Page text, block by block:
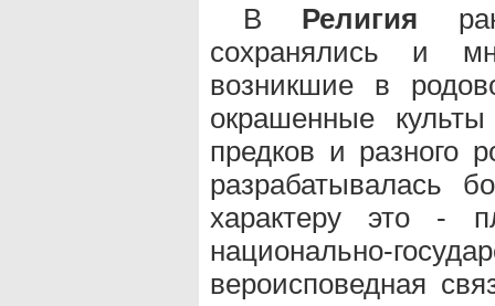
В Религия
сохранялись и
возникшие в
окрашенные
предков и разного
разрабатывалась
характеру это -
национально-
вероисповедная